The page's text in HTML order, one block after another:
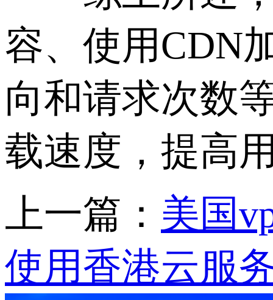
容、使用CDN
向和请求次数
载速度，提高
上一篇： 美国
使用香港云服